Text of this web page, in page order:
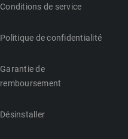
Conditions de service
Politique de confidentialité
Garantie de
remboursement
Désinstaller